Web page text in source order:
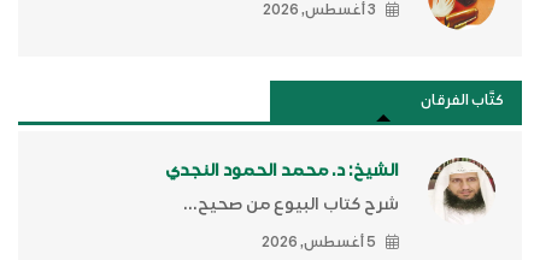
3 أغسطس, 2026
كتَّاب الفرقان
الشيخ: د. محمد الحمود النجدي
شرح كتاب البيوع من صحيح...
5 أغسطس, 2026